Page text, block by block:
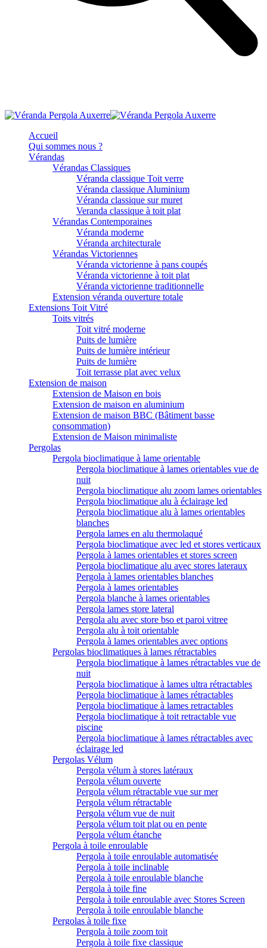
Accueil
Qui sommes nous ?
Vérandas
Vérandas Classiques
Véranda classique Toit verre
Véranda classique Aluminium
Véranda classique sur muret
Veranda classique à toit plat
Vérandas Contemporaines
Véranda moderne
Véranda architecturale
Vérandas Victoriennes
Véranda victorienne à pans coupés
Véranda victorienne à toit plat
Véranda victorienne traditionnelle
Extension véranda ouverture totale
Extensions Toit Vitré
Toits vitrés
Toit vitré moderne
Puits de lumière
Puits de lumière intérieur
Puits de lumière
Toit terrasse plat avec velux
Extension de maison
Extension de Maison en bois
Extension de maison en aluminium
Extension de maison BBC (Bâtiment basse
consommation)
Extension de Maison minimaliste
Pergolas
Pergola bioclimatique à lame orientable
Pergola bioclimatique à lames orientables vue de
nuit
Pergola bioclimatique alu zoom lames orientables
Pergola bioclimatique alu à éclairage led
Pergola bioclimatique alu à lames orientables
blanches
Pergola lames en alu thermolaqué
Pergola bioclimatique avec led et stores verticaux
Pergola à lames orientables et stores screen
Pergola bioclimatique alu avec stores lateraux
Pergola à lames orientables blanches
Pergola à lames orientables
Pergola blanche à lames orientables
Pergola lames store lateral
Pergola alu avec store bso et paroi vitree
Pergola alu à toit orientable
Pergola à lames orientables avec options
Pergolas bioclimatiques à lames rétractables
Pergola bioclimatique à lames rétractables vue de
nuit
Pergola bioclimatique à lames ultra rétractables
Pergola bioclimatique à lames rétractables
Pergola bioclimatique à lames retractables
Pergola bioclimatique à toit retractable vue
piscine
Pergola bioclimatique à lames rétractables avec
éclairage led
Pergolas Vélum
Pergola vélum à stores latéraux
Pergola vélum ouverte
Pergola vélum rétractable vue sur mer
Pergola vélum rétractable
Pergola vélum vue de nuit
Pergola vélum toit plat ou en pente
Pergola vélum étanche
Pergola à toile enroulable
Pergola à toile enroulable automatisée
Pergola à toile inclinable
Pergola à toile enroulable blanche
Pergola à toile fine
Pergola à toile enroulable avec Stores Screen
Pergola à toile enroulable blanche
Pergolas à toile fixe
Pergola à toile zoom toit
Pergola à toile fixe classique